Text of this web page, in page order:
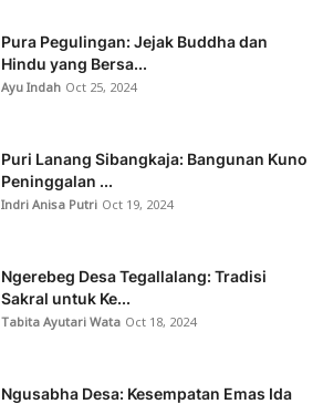
Pura Pegulingan: Jejak Buddha dan
Hindu yang Bersa...
Ayu Indah Oct 25, 2024
Puri Lanang Sibangkaja: Bangunan Kuno
Peninggalan ...
Indri Anisa Putri Oct 19, 2024
Ngerebeg Desa Tegallalang: Tradisi
Sakral untuk Ke...
Tabita Ayutari Wata Oct 18, 2024
Ngusabha Desa: Kesempatan Emas Ida